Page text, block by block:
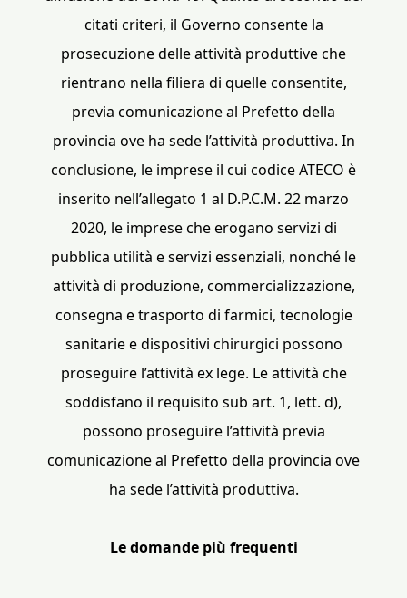
citati criteri, il Governo consente la
prosecuzione delle attività produttive che
rientrano nella filiera di quelle consentite,
previa comunicazione al Prefetto della
provincia ove ha sede l’attività produttiva. In
conclusione, le imprese il cui codice ATECO è
inserito nell’allegato 1 al D.P.C.M. 22 marzo
2020, le imprese che erogano servizi di
pubblica utilità e servizi essenziali, nonché le
attività di produzione, commercializzazione,
consegna e trasporto di farmici, tecnologie
sanitarie e dispositivi chirurgici possono
proseguire l’attività ex lege. Le attività che
soddisfano il requisito sub art. 1, lett. d),
possono proseguire l’attività previa
comunicazione al Prefetto della provincia ove
ha sede l’attività produttiva.
Le domande più frequenti